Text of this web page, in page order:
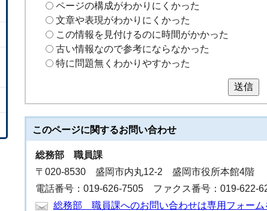
ページの構成がわかりにくかった
文章や表現がわかりにくかった
この情報を見付けるのに時間がかかった
古い情報なので参考にならなかった
特に問題無くわかりやすかった
送信
このページに関するお問い合わせ
総務部 職員課
〒020-8530 盛岡市内丸12-2 盛岡市役所本館4階
電話番号：019-626-7505 ファクス番号：019-622-
総務部 職員課へのお問い合わせは専用フォーム